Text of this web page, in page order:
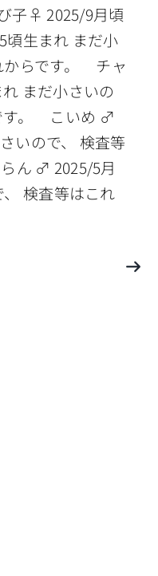
子♀ 2025/9月頃
生まれ まだ小
からです。 チャ
まだ小さいの
す。 こいめ ♂
いので、 検査等
ん ♂ 2025/5月
検査等はこれ